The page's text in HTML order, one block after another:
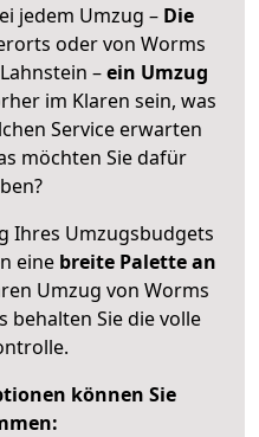
jedem Umzug – Die
oder von Worms
–ein Umzug
im Klaren sein, was
Service erwarten
möchten Sie dafür
Ihres Umzugsbudgets
eine breite Palette an
Umzug von Worms
behalten Sie die volle
können Sie